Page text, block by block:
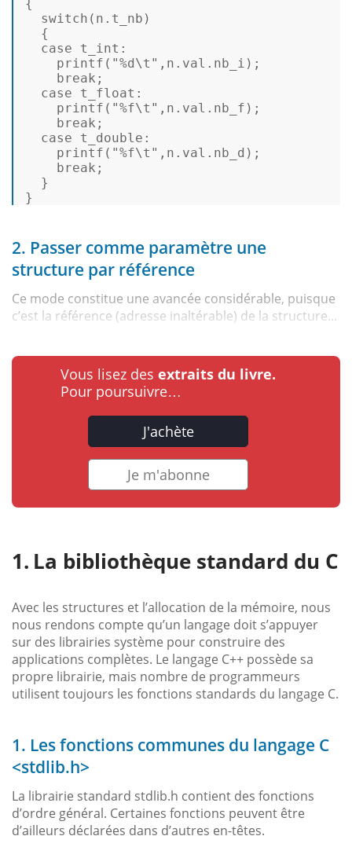
{
switch (n.t_nb)
{
case t_int:
printf ( "%d\t" ,n.val.nb_i);
break ;
case t_float:
printf ( "%f\t" ,n.val.nb_f);
break ;
case t_double:
printf ( "%f\t" ,n.val.nb_d);
break ;
}
}
2. Passer comme paramètre une
structure par référence
Ce mode constitue une avancée considérable, puisque
c’est la référence (adresse inaltérable) de la structure...
Vous lisez des extraits du livre.
Pour poursuivre…
J'achète
Je m'abonne
La bibliothèque standard du C
Avec les structures et l’allocation de la mémoire, nous
nous rendons compte qu’un langage doit s’appuyer
sur des librairies système pour construire des
applications complètes. Le langage C++ possède sa
propre librairie, mais nombre de programmeurs
utilisent toujours les fonctions standards du langage C.
1. Les fonctions communes du langage C
<stdlib.h>
La librairie standard stdlib.h contient des fonctions
d’ordre général. Certaines fonctions peuvent être
d’ailleurs déclarées dans d’autres en-têtes.